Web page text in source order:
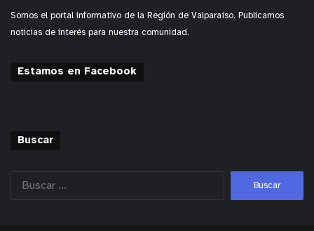
Somos el portal informativo de la Región de Valparaíso. Publicamos
noticias de interés para nuestra comunidad.
Estamos en Facebook
Buscar